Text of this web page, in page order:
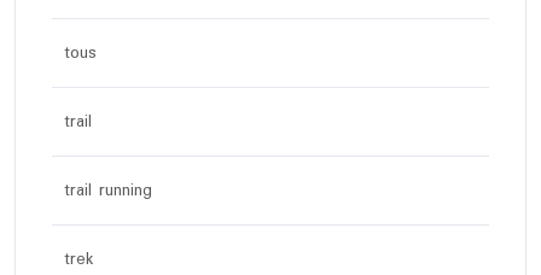
tous
trail
trail running
trek